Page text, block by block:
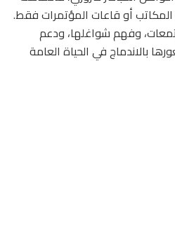
أو قاعات المؤتمرات فقط.
وفهم شواغلها، ودعم
بالاندماج في الحياة العامة